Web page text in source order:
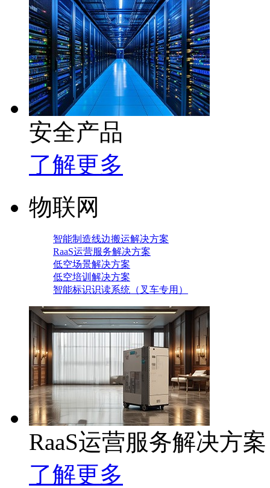
安全产品
了解更多
物联网
智能制造线边搬运解决方案
RaaS运营服务解决方案
低空场景解决方案
低空培训解决方案
智能标识识读系统（叉车专用）
RaaS运营服务解决方案
了解更多